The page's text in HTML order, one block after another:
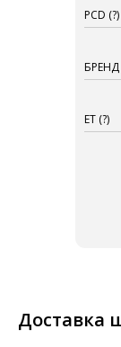
PCD (?)
БРЕНД
ET (?)
Доставка